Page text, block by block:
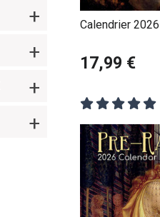
Calendrier
17,99 €